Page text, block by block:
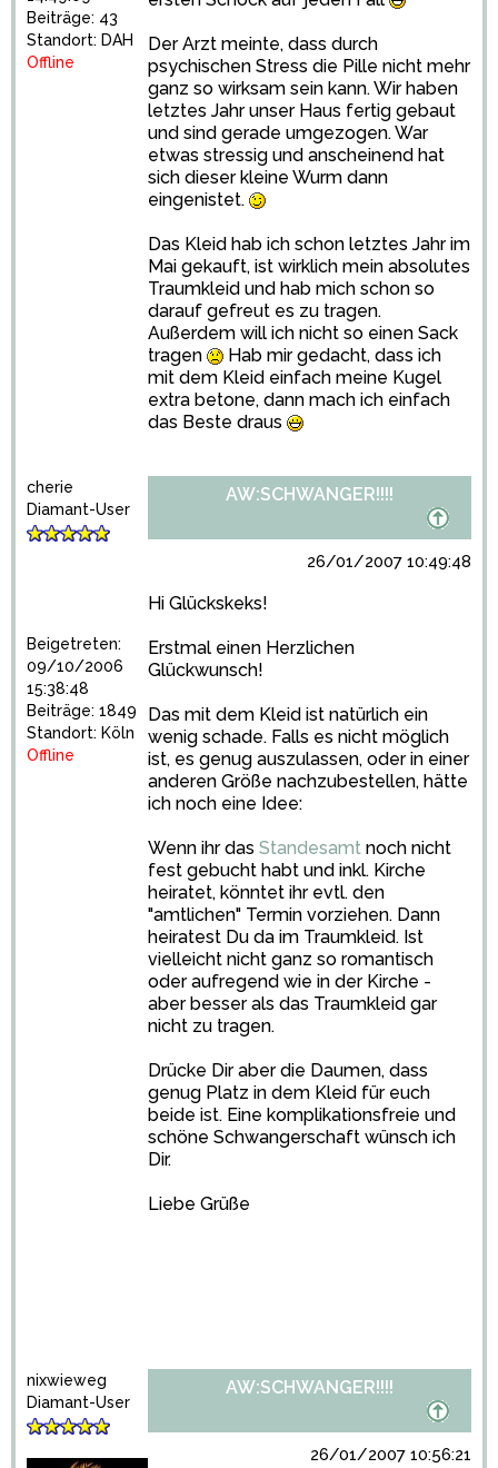
Beiträge: 43
Standort: DAH
Offline
Der Arzt meinte, dass durch
psychischen Stress die Pille nicht mehr
ganz so wirksam sein kann. Wir haben
letztes Jahr unser Haus fertig gebaut
und sind gerade umgezogen. War
etwas stressig und anscheinend hat
sich dieser kleine Wurm dann
eingenistet.
Das Kleid hab ich schon letztes Jahr im
Mai gekauft, ist wirklich mein absolutes
Traumkleid und hab mich schon so
darauf gefreut es zu tragen.
Außerdem will ich nicht so einen Sack
tragen
Hab mir gedacht, dass ich
mit dem Kleid einfach meine Kugel
extra betone, dann mach ich einfach
das Beste draus
cherie
Diamant-User
Beigetreten:
09/10/2006
15:38:48
Beiträge: 1849
Standort: Köln
Offline
AW:SCHWANGER!!!!
26/01/2007 10:49:48
Hi Glückskeks!
Erstmal einen Herzlichen
Glückwunsch!
Das mit dem Kleid ist natürlich ein
wenig schade. Falls es nicht möglich
ist, es genug auszulassen, oder in einer
anderen Größe nachzubestellen, hätte
ich noch eine Idee:
Wenn ihr das Standesamt noch nicht
fest gebucht habt und inkl. Kirche
heiratet, könntet ihr evtl. den
"amtlichen" Termin vorziehen. Dann
heiratest Du da im Traumkleid. Ist
vielleicht nicht ganz so romantisch
oder aufregend wie in der Kirche -
aber besser als das Traumkleid gar
nicht zu tragen.
Drücke Dir aber die Daumen, dass
genug Platz in dem Kleid für euch
beide ist. Eine komplikationsfreie und
schöne Schwangerschaft wünsch ich
Dir.
Liebe Grüße
nixwieweg
Diamant-User
AW:SCHWANGER!!!!
26/01/2007 10:56:21